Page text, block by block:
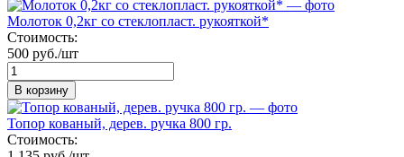
Молоток 0,2кг со стеклопласт. рукояткой*
Стоимость:
500 руб./шт
В корзину
Топор кованый, дерев. ручка 800 гр.
Стоимость: